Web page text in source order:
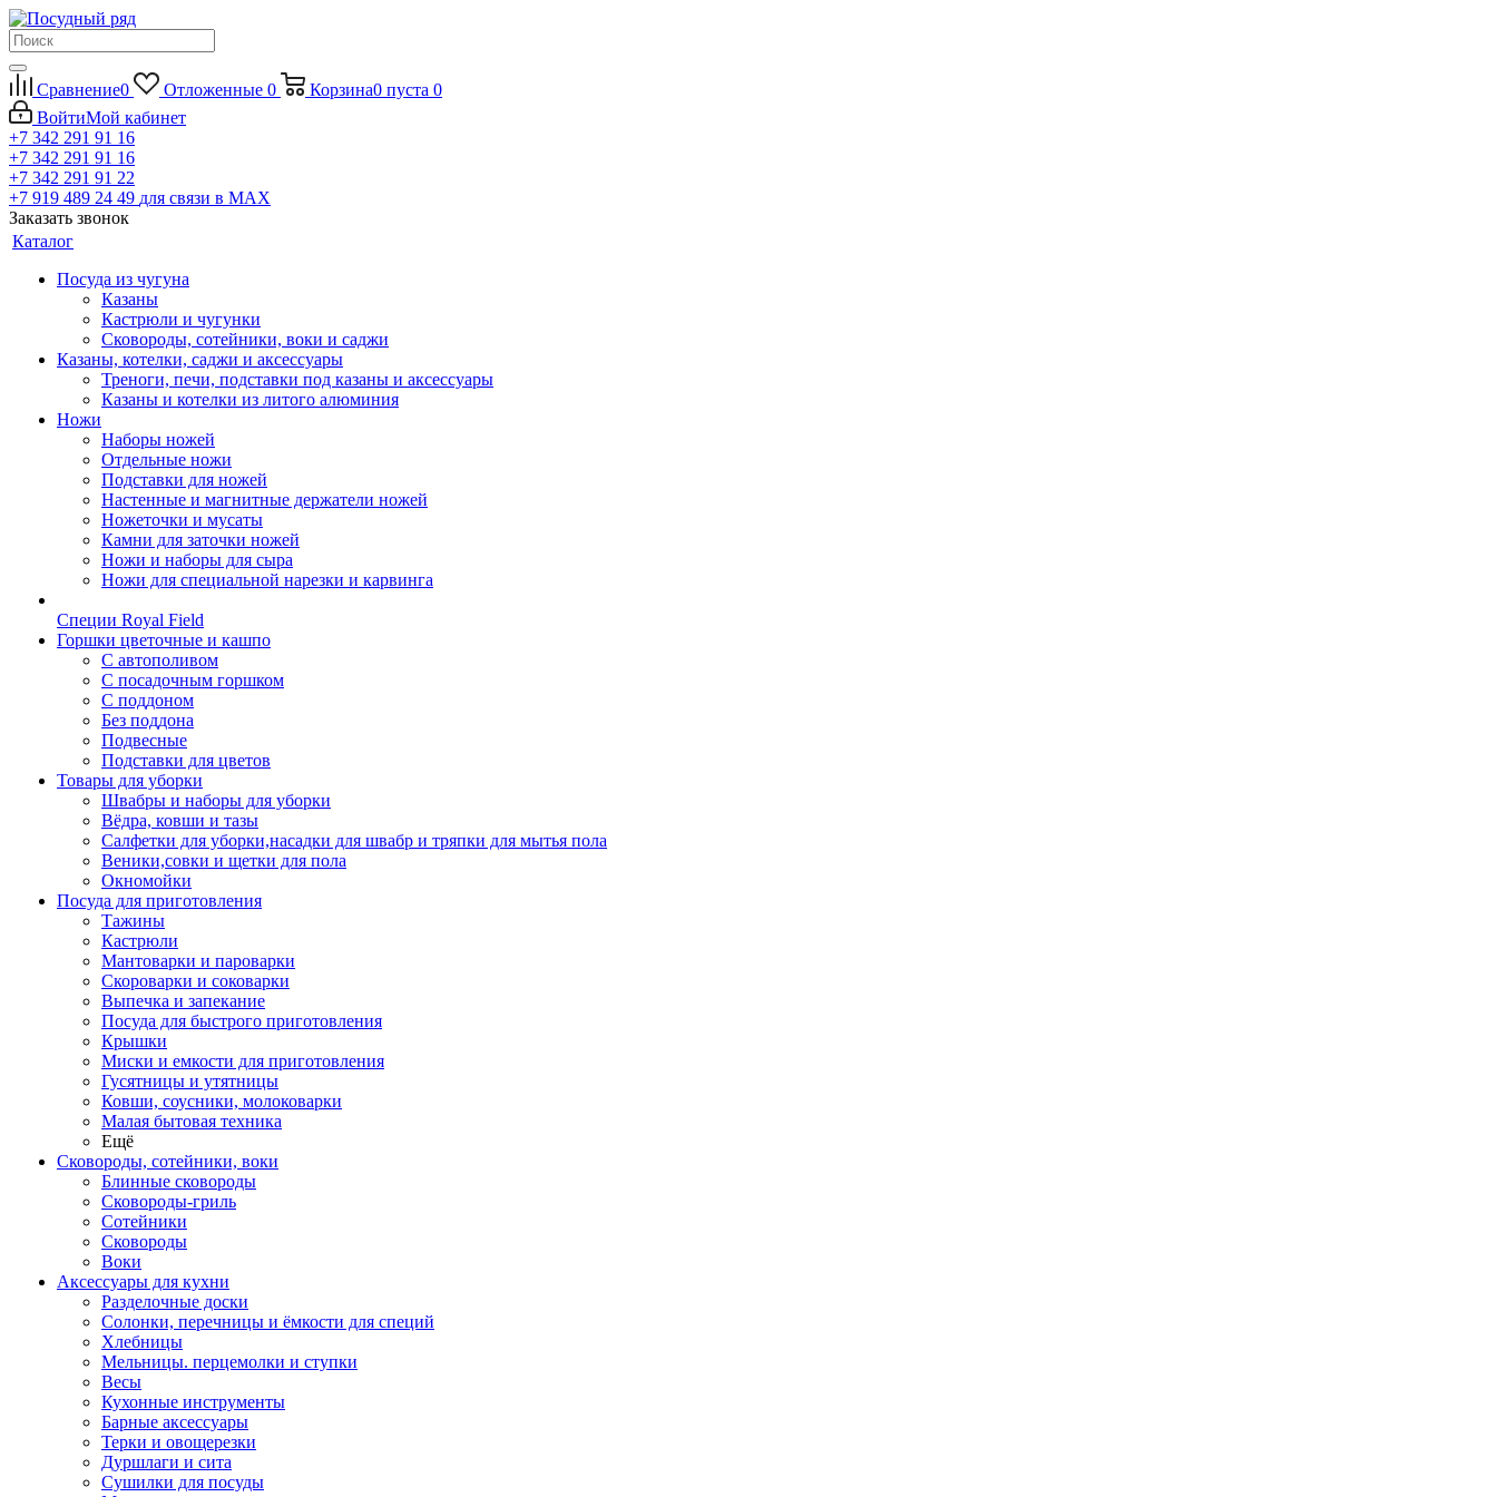
Сравнение0 Отложенные 0 Корзина0 пуста 0
ВойтиМой кабинет
+7 342 291 91 16
+7 342 291 91 16
+7 342 291 91 22
+7 919 489 24 49 для связи в МАХ
Заказать звонок
Каталог
Посуда из чугуна
Казаны
Кастрюли и чугунки
Сковороды, сотейники, воки и саджи
Казаны, котелки, саджи и аксессуары
Треноги, печи, подставки под казаны и аксессуары
Казаны и котелки из литого алюминия
Ножи
Наборы ножей
Отдельные ножи
Подставки для ножей
Настенные и магнитные держатели ножей
Ножеточки и мусаты
Камни для заточки ножей
Ножи и наборы для сыра
Ножи для специальной нарезки и карвинга
Специи Royal Field
Горшки цветочные и кашпо
С автополивом
С посадочным горшком
С поддоном
Без поддона
Подвесные
Подставки для цветов
Товары для уборки
Швабры и наборы для уборки
Вёдра, ковши и тазы
Салфетки для уборки,насадки для швабр и тряпки для мытья пола
Веники,совки и щетки для пола
Окномойки
Посуда для приготовления
Тажины
Кастрюли
Мантоварки и пароварки
Скороварки и соковарки
Выпечка и запекание
Посуда для быстрого приготовления
Крышки
Миски и емкости для приготовления
Гусятницы и утятницы
Ковши, соусники, молоковарки
Малая бытовая техника
Ещё
Сковороды, сотейники, воки
Блинные сковороды
Сковороды-гриль
Сотейники
Сковороды
Воки
Аксессуары для кухни
Разделочные доски
Солонки, перечницы и ёмкости для специй
Хлебницы
Мельницы. перцемолки и ступки
Весы
Кухонные инструменты
Барные аксессуары
Терки и овощерезки
Дуршлаги и сита
Сушилки для посуды